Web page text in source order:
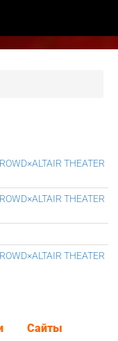
THEATER
THEATER
THEATER
Сайты